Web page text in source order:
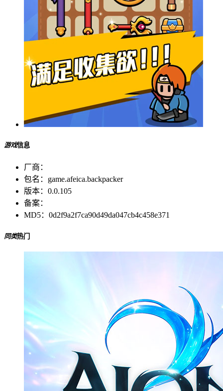
游戏信息
厂商：
包名： game.afeica.backpacker
版本： 0.0.105
备案：
MD5： 0d2f9a2f7ca90d49da047cb4c458e371
同类热门